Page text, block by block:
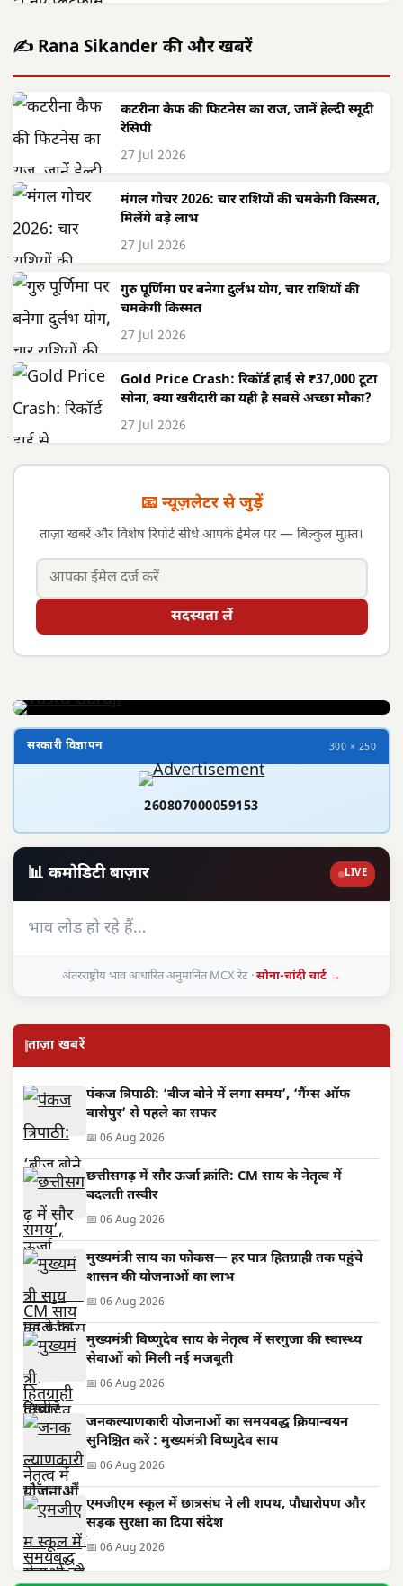
✍️ Rana Sikander की और खबरें
कटरीना कैफ की फिटनेस का राज, जानें हेल्दी स्मूदी
रेसिपी
27 Jul 2026
मंगल गोचर 2026: चार राशियों की चमकेगी किस्मत,
मिलेंगे बड़े लाभ
27 Jul 2026
गुरु पूर्णिमा पर बनेगा दुर्लभ योग, चार राशियों की
चमकेगी किस्मत
27 Jul 2026
Gold Price Crash: रिकॉर्ड हाई से ₹37,000 टूटा
सोना, क्या खरीदारी का यही है सबसे अच्छा मौका?
27 Jul 2026
📧 न्यूज़लेटर से जुड़ें
ताज़ा खबरें और विशेष रिपोर्ट सीधे आपके ईमेल पर — बिल्कुल मुफ़्त।
सदस्यता लें
सरकारी विज्ञापन 300 × 250
260807000059153
📊 कमोडिटी बाज़ार LIVE
भाव लोड हो रहे हैं…
अंतरराष्ट्रीय भाव आधारित अनुमानित MCX रेट ·सोना-चांदी चार्ट →
ताज़ा खबरें
पंकज त्रिपाठी: ‘बीज बोने में लगा समय’, ‘गैंग्स ऑफ
वासेपुर’ से पहले का सफर
📅 06 Aug 2026
छत्तीसगढ़ में सौर ऊर्जा क्रांति: CM साय के नेतृत्व में
बदलती तस्वीर
📅 06 Aug 2026
मुख्यमंत्री साय का फोकस— हर पात्र हितग्राही तक पहुंचे
शासन की योजनाओं का लाभ
📅 06 Aug 2026
मुख्यमंत्री विष्णुदेव साय के नेतृत्व में सरगुजा की स्वास्थ्य
सेवाओं को मिली नई मजबूती
📅 06 Aug 2026
जनकल्याणकारी योजनाओं का समयबद्ध क्रियान्वयन
सुनिश्चित करें : मुख्यमंत्री विष्णुदेव साय
📅 06 Aug 2026
एमजीएम स्कूल में छात्रसंघ ने ली शपथ, पौधारोपण और
सड़क सुरक्षा का दिया संदेश
📅 06 Aug 2026